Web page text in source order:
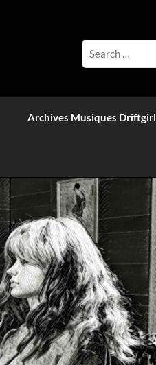
Archives Musiques Driftgirl